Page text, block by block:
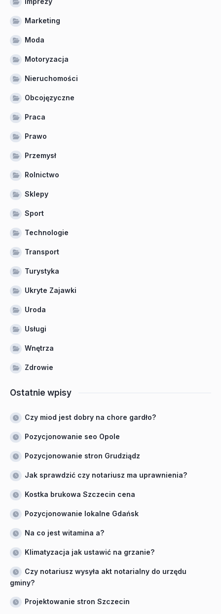
Marketing
Moda
Motoryzacja
Nieruchomości
Obcojęzyczne
Praca
Prawo
Przemysł
Rolnictwo
Sklepy
Sport
Technologie
Transport
Turystyka
Ukryte Zajawki
Uroda
Usługi
Wnętrza
Zdrowie
Ostatnie wpisy
Czy miod jest dobry na chore gardło?
Pozycjonowanie seo Opole
Pozycjonowanie stron Grudziądz
Jak sprawdzić czy notariusz ma uprawnienia?
Kostka brukowa Szczecin cena
Pozycjonowanie lokalne Gdańsk
Na co jest witamina a?
Klimatyzacja jak ustawić na grzanie?
Czy notariusz wysyła akt notarialny do urzędu
gminy?
Projektowanie stron Szczecin